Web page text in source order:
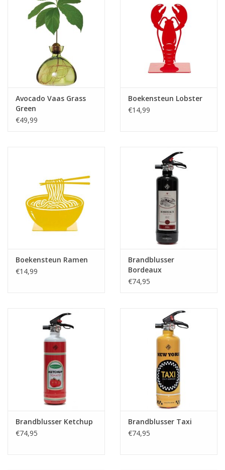
Avocado Vaas Grass
Green
€49,99
Boekensteun Lobster
€14,99
Boekensteun Ramen
€14,99
Brandblusser
Bordeaux
€74,95
Brandblusser Ketchup
€74,95
Brandblusser Taxi
€74,95